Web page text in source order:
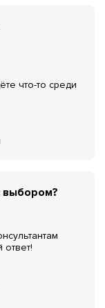
что-то среди
выбором?
ответ!